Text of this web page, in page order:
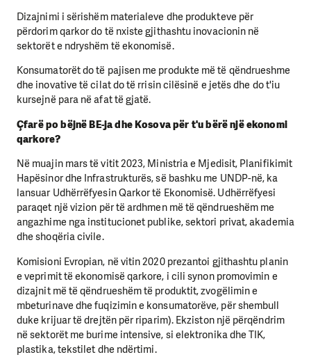
Dizajnimi i sërishëm materialeve dhe produkteve për
përdorim qarkor do të nxiste gjithashtu inovacionin në
sektorët e ndryshëm të ekonomisë.
Konsumatorët do të pajisen me produkte më të qëndrueshme
dhe inovative të cilat do të rrisin cilësinë e jetës dhe do t'iu
kursejnë para në afat të gjatë.
Çfarë po bëjnë BE-ja dhe Kosova për t'u bërë një ekonomi
qarkore?
Në muajin mars të vitit 2023, Ministria e Mjedisit, Planifikimit
Hapësinor dhe Infrastrukturës, së bashku me UNDP-në, ka
lansuar Udhërrëfyesin Qarkor të Ekonomisë. Udhërrëfyesi
paraqet një vizion për të ardhmen më të qëndrueshëm me
angazhime nga institucionet publike, sektori privat, akademia
dhe shoqëria civile.
Komisioni Evropian, në vitin 2020 prezantoi gjithashtu planin
e veprimit të ekonomisë qarkore, i cili synon promovimin e
dizajnit më të qëndrueshëm të produktit, zvogëlimin e
mbeturinave dhe fuqizimin e konsumatorëve, për shembull
duke krijuar të drejtën për riparim). Ekziston një përqëndrim
në sektorët me burime intensive, si elektronika dhe TIK,
plastika, tekstilet dhe ndërtimi.